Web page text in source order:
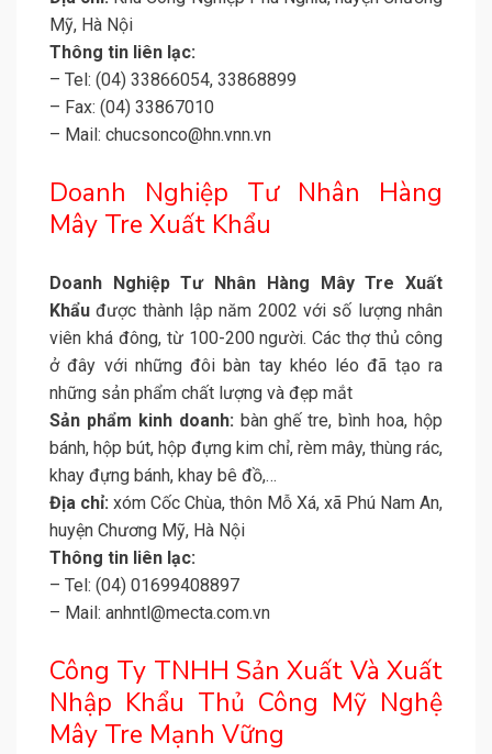
Mỹ, Hà Nội
Thông tin liên lạc:
– Tel: (04) 33866054, 33868899
– Fax: (04) 33867010
– Mail: chucsonco@hn.vnn.vn
Doanh Nghiệp Tư Nhân Hàng
Mây Tre Xuất Khẩu
Doanh Nghiệp Tư Nhân Hàng Mây Tre Xuất
Khẩuđược thành lập năm 2002 với số lượng nhân
viên khá đông, từ 100-200 người. Các thợ thủ công
ở đây với những đôi bàn tay khéo léo đã tạo ra
những sản phẩm chất lượng và đẹp mắt
Sản phẩm kinh doanh: bàn ghế tre, bình hoa, hộp
bánh, hộp bút, hộp đựng kim chỉ, rèm mây, thùng rác,
khay đựng bánh, khay bê đồ,…
Địa chỉ: xóm Cốc Chùa, thôn Mỗ Xá, xã Phú Nam An,
huyện Chương Mỹ, Hà Nội
Thông tin liên lạc:
– Tel: (04) 01699408897
– Mail: anhntl@mecta.com.vn
Công Ty TNHH Sản Xuất Và Xuất
Nhập Khẩu Thủ Công Mỹ Nghệ
Mây Tre Mạnh Vững